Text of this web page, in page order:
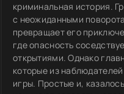
криминальная история.
с неожиданными
превращает его
где опасность
открытиями. Однако
которые из
игры. Простые и,